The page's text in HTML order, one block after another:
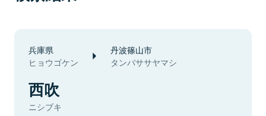
兵庫県
ヒョウゴケン
丹波篠山市
タンバササヤマシ
西吹
ニシブキ